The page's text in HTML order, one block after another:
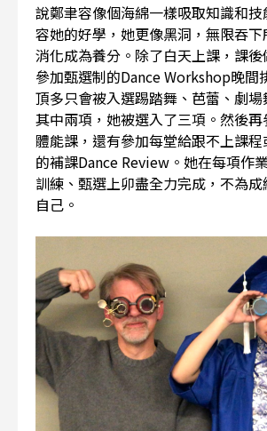
說鄭聿容像個海綿一樣吸取知識和
容她的好學，她更像黑洞，無限吞
消化成為養分。除了白天上課，課
參加甄選制的Dance Workshop晚間
頂多只會被入選踢踏舞、芭蕾、劇
其中兩項，她被選入了三項。然後
體能課，還有參加每堂給跟不上課
的補課Dance Review。她在每項作
訓練、甄選上卯盡全力完成，不為
自己。